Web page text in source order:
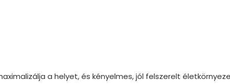
a helyet, és kényelmes, jól felszerelt